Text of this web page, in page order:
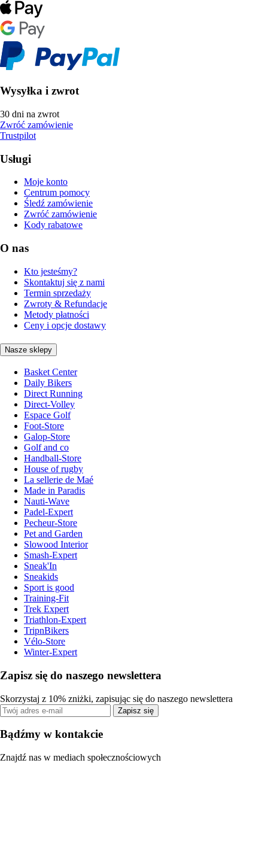
Wysyłka i zwrot
30 dni na zwrot
Zwróć zamówienie
Trustpilot
Usługi
Moje konto
Centrum pomocy
Śledź zamówienie
Zwróć zamówienie
Kody rabatowe
O nas
Kto jesteśmy?
Skontaktuj się z nami
Termin sprzedaży
Zwroty & Refundacje
Metody płatności
Ceny i opcje dostawy
Nasze sklepy
Basket Center
Daily Bikers
Direct Running
Direct-Volley
Espace Golf
Foot-Store
Galop-Store
Golf and co
Handball-Store
House of rugby
La sellerie de Maé
Made in Paradis
Nauti-Wave
Padel-Expert
Pecheur-Store
Pet and Garden
Slowood Interior
Smash-Expert
Sneak'In
Sneakids
Sport is good
Training-Fit
Trek Expert
Triathlon-Expert
TripnBikers
Vélo-Store
Winter-Expert
Zapisz się do naszego newslettera
Skorzystaj z 10% zniżki, zapisując się do naszego newslettera
Zapisz się
Bądźmy w kontakcie
Znajdź nas w mediach społecznościowych